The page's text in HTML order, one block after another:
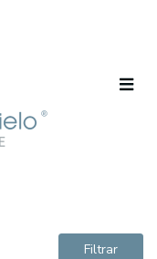
Filtrar